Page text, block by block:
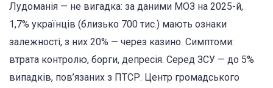
Лудоманія — не вигадка: за даними МОЗ на 2025-й,
1,7% українців (близько 700 тис.) мають ознаки
залежності, з них 20% — через казино. Симптоми:
втрата контролю, борги, депресія. Серед ЗСУ — до 5%
випадків, пов’язаних з ПТСР. Центр громадського